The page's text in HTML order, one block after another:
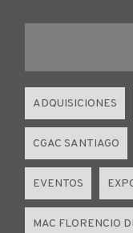
ADQUISICIONES
CGAC SANTIAGO
EVENTOS
MAC FLORENCIO